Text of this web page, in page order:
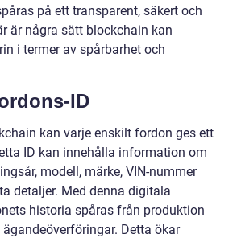
på ett transparent, säkert och
är några sätt blockchain kan
i termer av spårbarhet och
ID
kan varje enskilt fordon ges ett
ID kan innehålla information om
modell, märke, VIN-nummer
detaljer. Med denna digitala
historia spåras från produktion
Detta ökar